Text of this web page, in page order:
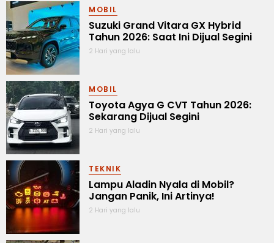
MOBIL
Suzuki Grand Vitara GX Hybrid
Tahun 2026: Saat Ini Dijual Segini
2 Hari yang lalu
MOBIL
Toyota Agya G CVT Tahun 2026:
Sekarang Dijual Segini
2 Hari yang lalu
TEKNIK
Lampu Aladin Nyala di Mobil?
Jangan Panik, Ini Artinya!
2 Hari yang lalu